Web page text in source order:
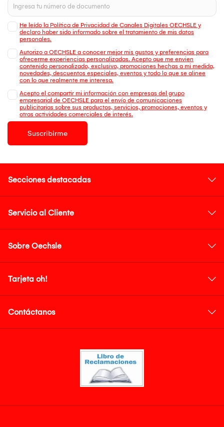
He leído la Política de Privacidad de Canales Digitales OECHSLE y
declaro haber sido informado sobre el tratamiento de mis datos
personales.
Autorizo a OECHSLE a conocer mejor mis gustos y preferencias para
ofrecerme experiencias personalizadas. Acepto que me envien
contenido personalizado, exclusivo, promociones hechas a mi medida,
novedades, descuentos especiales, eventos y todo lo que se alinee
con lo que realmente me interesa.
Acepto el compartir mi información con empresas del grupo
empresarial de OECHSLE para el envío de comunicaciones
publicitarias sobre sus productos, servicios, promociones, eventos y
otras actividades comerciales de interés.
Suscribirme
Secciones destacadas
Servicio al Cliente
Sobre Oechsle
Tarjeta oh!
Contáctanos